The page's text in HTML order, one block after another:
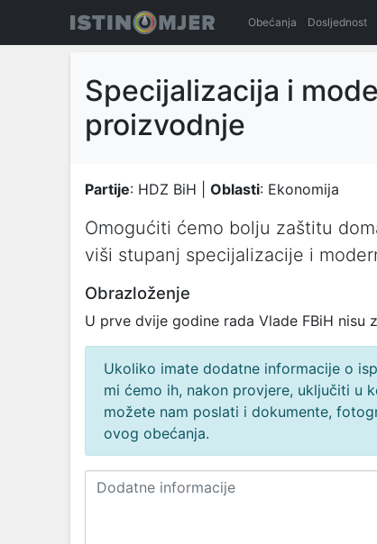
Obećanja Dosljednost
Specijalizacija i
proizvodnje
Partije: HDZ BiH | Oblasti: Ekonomija
Omogućiti ćemo bolju zaštitu
viši stupanj specijalizacije i
Obrazloženje
U prve dvije godine rada Vlade FBiH nisu
Ukoliko imate dodatne informacije o
mi ćemo ih, nakon provjere, uključiti u
možete nam poslati i dokumente,
ovog obećanja.